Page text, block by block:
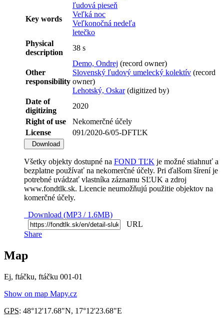
Key words
ľudová pieseň
Veľká noc
Veľkonočná nedeľa
letečko
Physical
description
38 s
Other
responsibility
Demo, Ondrej (record owner)
Slovenský ľudový umelecký kolektív (record
owner)
Lehotský, Oskar(digitized by)
Date of
digitizing
2020
Right of use
Nekomerčné účely
License
091/2020-6/05-DFTĽK
Download
Všetky objekty dostupné na FOND TĽK je možné stiahnuť a
bezplatne používať na nekomerčné účely. Pri ďalšom šírení je
potrebné uvádzať vlastníka záznamu SĽUK a zdroj
www.fondtlk.sk. Licencie neumožňujú použitie objektov na
komerčné účely.
Download (MP3 / 1.6MB)
URL
Share
Map
Ej, ftáčku, ftáčku 001-01
Show on map Mapy.cz
GPS: 48°12'17.68"N, 17°12'23.68"E